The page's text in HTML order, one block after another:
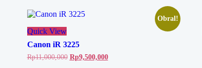
Obral!
Quick View
Canon iR 3225
Rp11,000,000 Harga
Rp9,500,000Harga